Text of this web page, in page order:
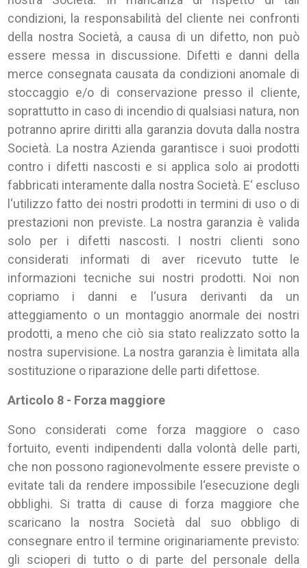
condizioni, la responsabilità del cliente nei confronti
della nostra Società, a causa di un difetto, non può
essere messa in discussione. Difetti e danni della
merce consegnata causata da condizioni anomale di
stoccaggio e/o di conservazione presso il cliente,
soprattutto in caso di incendio di qualsiasi natura, non
potranno aprire diritti alla garanzia dovuta dalla nostra
Società. La nostra Azienda garantisce i suoi prodotti
contro i difetti nascosti e si applica solo ai prodotti
fabbricati interamente dalla nostra Società. E‘ escluso
l‘utilizzo fatto dei nostri prodotti in termini di uso o di
prestazioni non previste. La nostra garanzia è valida
solo per i difetti nascosti. I nostri clienti sono
considerati informati di aver ricevuto tutte le
informazioni tecniche sui nostri prodotti. Noi non
copriamo i danni e l‘usura derivanti da un
atteggiamento o un montaggio anormale dei nostri
prodotti, a meno che ciò sia stato realizzato sotto la
nostra supervisione. La nostra garanzia è limitata alla
sostituzione o riparazione delle parti difettose.
Articolo 8 - Forza maggiore
Sono considerati come forza maggiore o caso
fortuito, eventi indipendenti dalla volontà delle parti,
che non possono ragionevolmente essere previste o
evitate tali da rendere impossibile l‘esecuzione degli
obblighi. Si tratta di cause di forza maggiore che
scaricano la nostra Società dal suo obbligo di
consegnare entro il termine originariamente previsto:
gli scioperi di tutto o di parte del personale della